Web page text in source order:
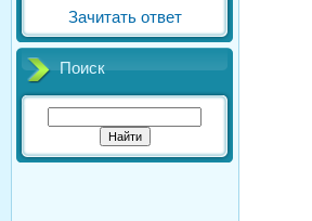
Зачитать ответ
Поиск